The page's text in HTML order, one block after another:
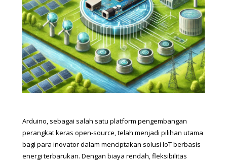
Arduino, sebagai salah satu platform pengembangan
perangkat keras open-source, telah menjadi pilihan utama
bagi para inovator dalam menciptakan solusi IoT berbasis
energi terbarukan. Dengan biaya rendah, fleksibilitas